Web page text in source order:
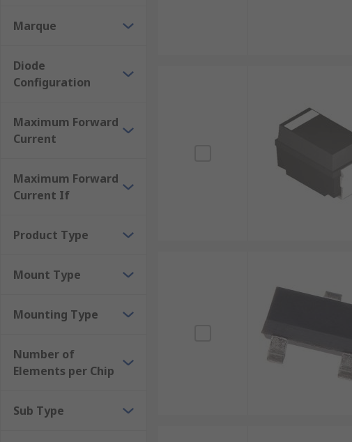
Marque
Diode
Configuration
Maximum Forward
Current
Maximum Forward
Current If
Product Type
Mount Type
Mounting Type
Number of
Elements per Chip
Sub Type